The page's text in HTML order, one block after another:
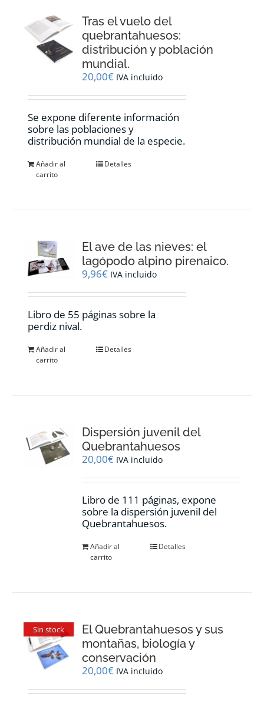
CONTACTO
CARRITO
Tras el vuelo del
quebrantahuesos:
distribución y población
mundial.
20,00€ IVA incluido
Se expone diferente información
sobre las poblaciones y
distribución mundial de la especie.
Añadir al
carrito
Detalles
El ave de las nieves: el
lagópodo alpino pirenaico.
9,96€ IVA incluido
Libro de 55 páginas sobre la
perdiz nival.
Añadir al
carrito
Detalles
Dispersión juvenil del
Quebrantahuesos
20,00€ IVA incluido
Libro de 111 páginas, expone
sobre la dispersión juvenil del
Quebrantahuesos.
Añadir al
carrito
Detalles
Sin stock
El Quebrantahuesos y sus
montañas, biología y
conservación
20,00€ IVA incluido